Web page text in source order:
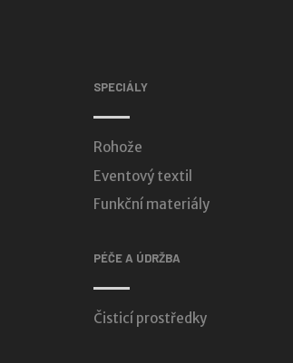
SPECIÁLY
Rohože
Eventový textil
Funkční materiály
PÉČE A ÚDRŽBA
Čisticí prostředky